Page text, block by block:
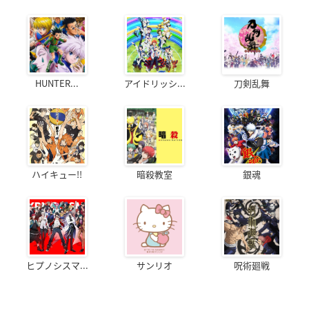
HUNTER... アイドリッシ... 刀剣乱舞
ハイキュー!! 暗殺教室 銀魂
ヒプノシスマ... サンリオ 呪術廻戦